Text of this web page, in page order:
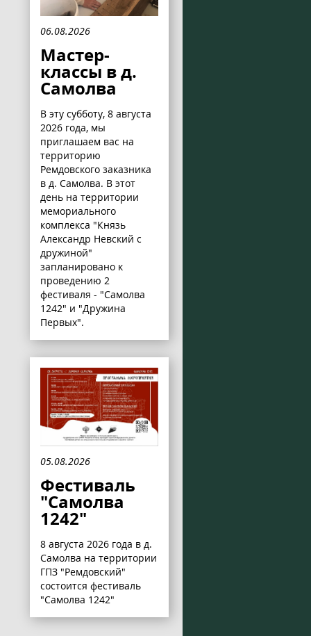
06.08.2026
Мастер-
классы в д.
Самолва
В эту субботу, 8 августа
2026 года, мы
приглашаем вас на
территорию
Ремдовского заказника
в д. Самолва. В этот
день на территории
мемориального
комплекса "Князь
Александр Невский с
дружиной"
запланировано к
проведению 2
фестиваля - "Самолва
1242" и "Дружина
Первых".
05.08.2026
Фестиваль
"Самолва
1242"
8 августа 2026 года в д.
Самолва на территории
ГПЗ "Ремдовский"
состоится фестиваль
"Самолва 1242"